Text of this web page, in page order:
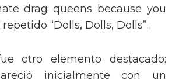
drag queens because you
“Dolls, Dolls, Dolls”.
otro elemento destacado:
inicialmente con un